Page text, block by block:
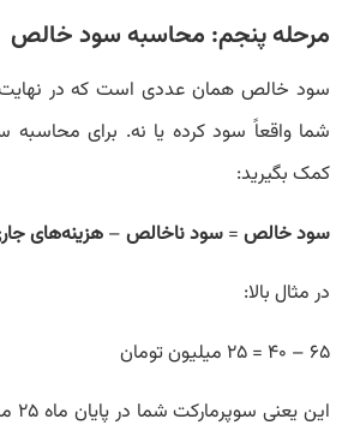
مرحله پنجم: محاسبه سود خالص
سود خالص همان عددی است که در
شما واقعاً سود کرده یا نه. برای محاسبه
کمک بگیرید:
سود خالص = سود ناخالص –هزینه‌های
در مثال بالا:
۶۵ – ۴۰ = ۲۵ میلیون تومان